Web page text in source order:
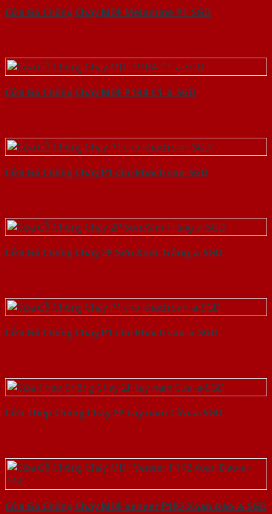
Cửa Gỗ Chống Cháy MDF Melamine P1-SGD
Cửa Gỗ Chống Cháy MDF P1R4-C1-a-SGD
Cửa Gỗ Chống Cháy P1 cho khach san-SGD
Cửa Gỗ Chống Cháy 2P Sơn Xám Trắng-a-SGD
Cửa Gỗ Chống Cháy P1 cho khach san-a-SGD
Cửa Thép Chống Cháy 2P tay nam Cửa-a-SGD
Cửa Gỗ Chống Cháy MDF Veneer P1R2 Xoan Đào-a-SGD